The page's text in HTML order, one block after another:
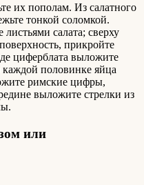
их пополам. Из салатного
тонкой соломкой.
салата; сверху
прикройте
циферблата выложите
половинке яйца
римские цифры,
выложите стрелки из
или